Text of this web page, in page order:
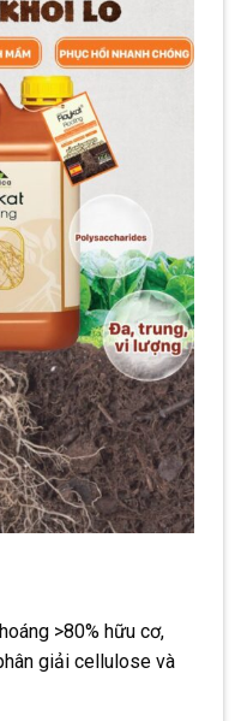
>80% hữu cơ,
giải cellulose và